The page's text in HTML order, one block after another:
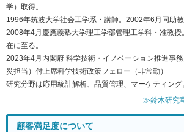
学）取得。
1996年筑波大学社会工学系・講師。2002年6月同助教
2008年4月慶應義塾大学理工学部管理工学科・准教
在に至る。
2023年4月内閣府 科学技術・イノベーション推進事
災担当）付上席科学技術政策フェロー（非常勤）
研究分野は応用統計解析、品質管理、マーケティング
≫鈴木研究
顧客満足度について